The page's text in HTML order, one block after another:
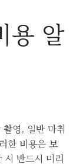
용 알
영, 일반 마취
한 비용은 보
시 반드시 미리